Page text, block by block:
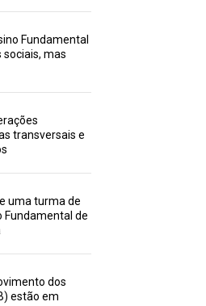
Fundamental
mas
transversais e
uma turma de
Fundamental de
dos
estão em